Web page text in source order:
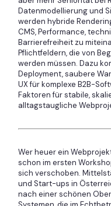
Datenmodellierung und
werden hybride
CMS, Performance,
Barrierefreiheit zu
Pflichtfeldern, die von
werden müssen. Dazu
Deployment, saubere
UX für komplexe B2B-
Faktoren für stabile,
alltagstaugliche
Wer heuer ein
schon im ersten
sich verschoben.
und Start-ups in
nach einer schönen